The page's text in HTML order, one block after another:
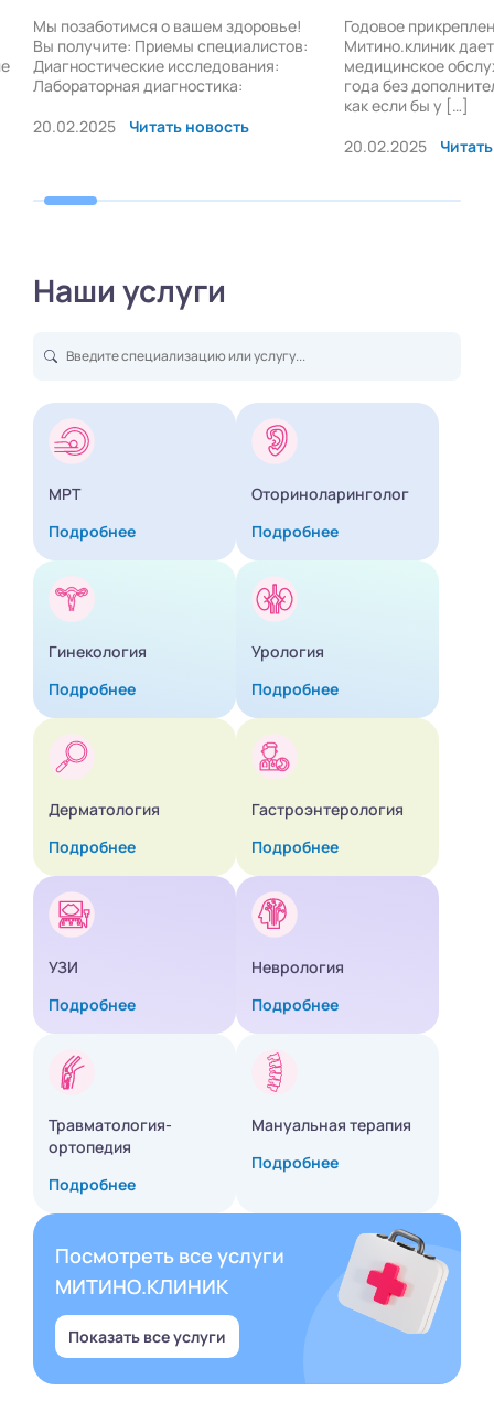
Мы позаботимся о вашем здоровье!
Вы получите: Приемы специалистов:
Диагностические исследования:
Лабораторная диагностика:
20.02.2025
Читать новость
Годовое
Митино.клиник
медицинское
года без
как если бы у […]
20.02.2025
Наши услуги
МРТ
Подробнее
Оториноларинголог
Подробнее
Гинекология
Подробнее
Урология
Подробнее
Дерматология
Подробнее
Гастроэнтерология
Подробнее
УЗИ
Подробнее
Неврология
Подробнее
Травматология-
ортопедия
Подробнее
Мануальная терапия
Подробнее
Посмотреть все услуги
МИТИНО.КЛИНИК
Показать все услуги